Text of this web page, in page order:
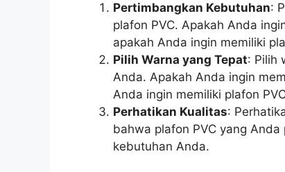
Pertimbangkan Kebutuhan:
plafon PVC. Apakah Anda
apakah Anda ingin memiliki
Pilih Warna yang Tepat: Pilih
Anda. Apakah Anda ingin
Anda ingin memiliki plafon
Perhatikan Kualitas:
bahwa plafon PVC yang
kebutuhan Anda.